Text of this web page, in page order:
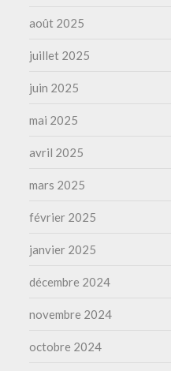
août 2025
juillet 2025
juin 2025
mai 2025
avril 2025
mars 2025
février 2025
janvier 2025
décembre 2024
novembre 2024
octobre 2024